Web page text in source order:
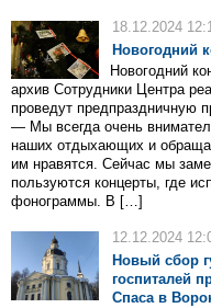
18.12.2024
Новогодний
Новогодний
архив Сотрудники Центра
проведут предпраздничную
— Мы всегда очень
наших отдыхающих и
им нравятся. Сейчас мы
пользуются концерты, где
фонограммы. В […]
12.12.2024
Новый сбор
госпиталей
Спаса в